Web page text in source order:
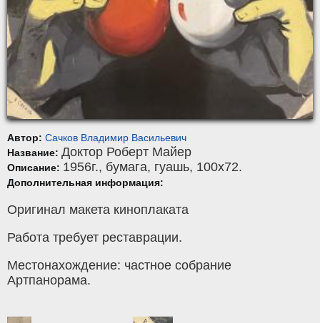
Автор: Сачков Владимир Васильевич
Название: Доктор Роберт Майер
Описание: 1956г., бумага, гуашь, 100x72.
Дополнительная информация:
Оригинал макета киноплаката
Работа требует реставрации.
Местонахождение: частное собрание
Артпанорама.